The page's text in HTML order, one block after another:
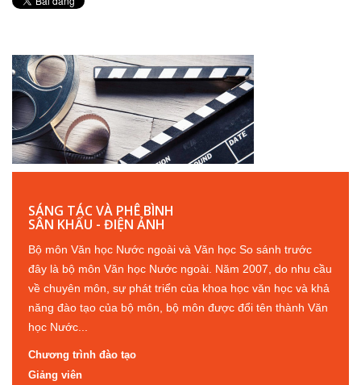
SÁNG TÁC VÀ PHÊ BÌNH
SÂN KHẤU - ĐIỆN ẢNH
Bộ môn Văn học Nước ngoài và Văn học So sánh trước
đây là bộ môn Văn học Nước ngoài. Năm 2007, do nhu cầu
về chuyên môn, sự phát triển của khoa học văn học và khả
năng đào tạo của bộ môn, bộ môn được đổi tên thành Văn
học Nước...
Chương trình đào tạo
Giảng viên